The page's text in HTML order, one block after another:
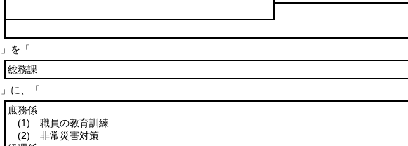
」を「
総務課
」に、「
庶務係
(1) 職員の教育訓練
(2) 非常災害対策